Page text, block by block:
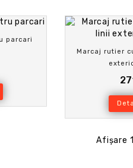
parcari
Marcaj rutier
Afişare